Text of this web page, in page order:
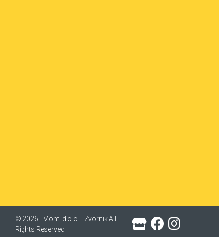
© 2026 - Monti d.o.o. - Zvornik All
Rights Reserved